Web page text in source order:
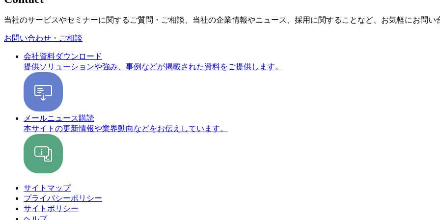
当社のサービスやセミナーに関するご質問・ご相談、当社の企業情報やニュース、採用に関することなど、お気軽にお問い
お問い合わせ・ご相談
会社資料ダウンロード
提供ソリューションや強み、事例などが掲載された資料をご提供します。
メールニュース購読
本サイトの更新情報や業界動向などをお伝えしています。
サイトマップ
プライバシーポリシー
サイトポリシー